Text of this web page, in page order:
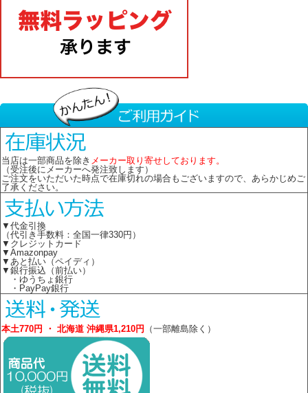
当店は一部商品を除き メーカー取り寄せしております。
（受注後にメーカーへ発注致します）
ご注文をいただいた時点で在庫切れの場合もございますので、あらかじめご
了承ください。
▼代金引換
（代引き手数料：全国一律330円）
▼クレジットカード
▼Amazonpay
▼あと払い（ペイディ）
▼銀行振込（前払い）
・ゆうちょ銀行
・PayPay銀行
本土770円 ・ 北海道 沖縄県1,210円 （一部離島除く）